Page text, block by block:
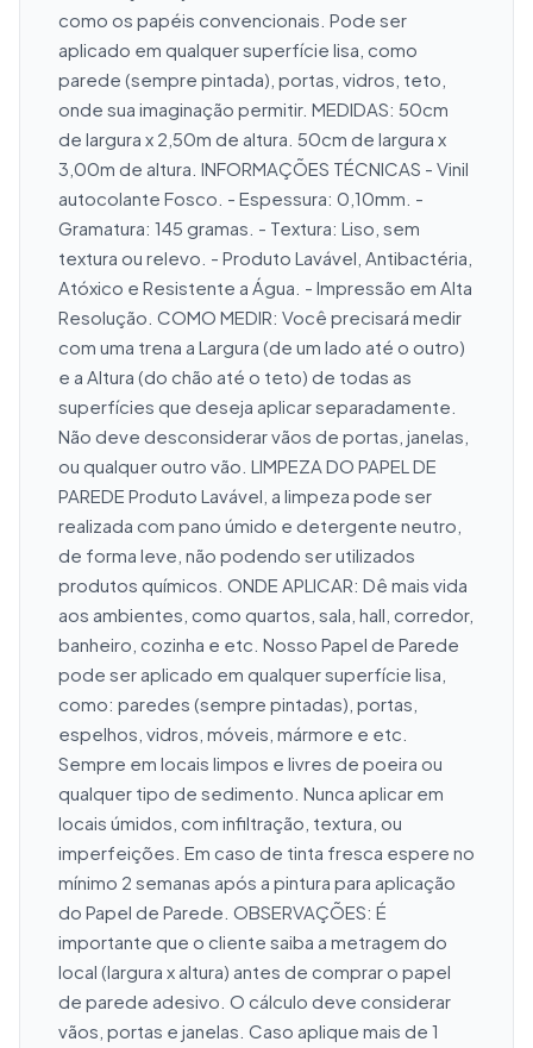
como os papéis convencionais. Pode ser
aplicado em qualquer superfície lisa, como
parede (sempre pintada), portas, vidros, teto,
onde sua imaginação permitir. MEDIDAS: 50cm
de largura x 2,50m de altura. 50cm de largura x
3,00m de altura. INFORMAÇÕES TÉCNICAS - Vinil
autocolante Fosco. - Espessura: 0,10mm. -
Gramatura: 145 gramas. - Textura: Liso, sem
textura ou relevo. - Produto Lavável, Antibactéria,
Atóxico e Resistente a Água. - Impressão em Alta
Resolução. COMO MEDIR: Você precisará medir
com uma trena a Largura (de um lado até o outro)
e a Altura (do chão até o teto) de todas as
superfícies que deseja aplicar separadamente.
Não deve desconsiderar vãos de portas, janelas,
ou qualquer outro vão. LIMPEZA DO PAPEL DE
PAREDE Produto Lavável, a limpeza pode ser
realizada com pano úmido e detergente neutro,
de forma leve, não podendo ser utilizados
produtos químicos. ONDE APLICAR: Dê mais vida
aos ambientes, como quartos, sala, hall, corredor,
banheiro, cozinha e etc. Nosso Papel de Parede
pode ser aplicado em qualquer superfície lisa,
como: paredes (sempre pintadas), portas,
espelhos, vidros, móveis, mármore e etc.
Sempre em locais limpos e livres de poeira ou
qualquer tipo de sedimento. Nunca aplicar em
locais úmidos, com infiltração, textura, ou
imperfeições. Em caso de tinta fresca espere no
mínimo 2 semanas após a pintura para aplicação
do Papel de Parede. OBSERVAÇÕES: É
importante que o cliente saiba a metragem do
local (largura x altura) antes de comprar o papel
de parede adesivo. O cálculo deve considerar
vãos, portas e janelas. Caso aplique mais de 1